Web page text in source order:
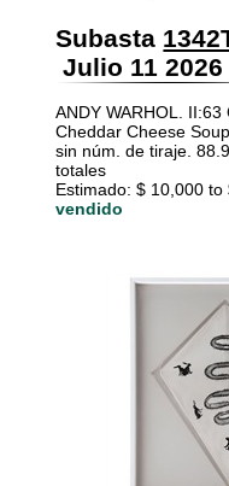
Subasta
Julio 11 2026
ANDY WARHOL. II:63
Cheddar Cheese
sin núm. de tiraje.
totales
Estimado: $ 10,000 to
vendido